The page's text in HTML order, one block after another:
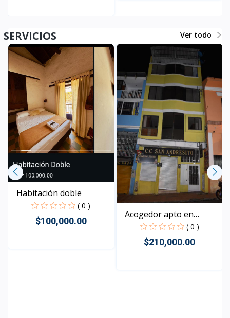
SERVICIOS Ver todo
Habitación doble
( 0 )
$100,000.00
Acogedor apto en
centro...
( 0 )
$210,000.00